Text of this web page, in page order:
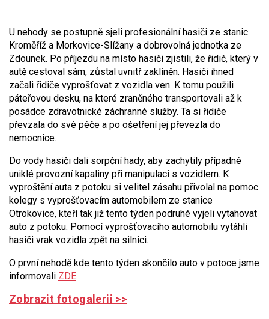
U nehody se postupně sjeli profesionální hasiči ze stanic
Kroměříž a Morkovice-Slížany a dobrovolná jednotka ze
Zdounek. Po příjezdu na místo hasiči zjistili, že řidič, který v
autě cestoval sám, zůstal uvnitř zaklíněn. Hasiči ihned
začali řidiče vyprošťovat z vozidla ven. K tomu použili
páteřovou desku, na které zraněného transportovali až k
posádce zdravotnické záchranné služby. Ta si řidiče
převzala do své péče a po ošetření jej převezla do
nemocnice.
Do vody hasiči dali sorpční hady, aby zachytily případné
uniklé provozní kapaliny při manipulaci s vozidlem. K
vyproštění auta z potoku si velitel zásahu přivolal na pomoc
kolegy s vyprošťovacím automobilem ze stanice
Otrokovice, kteří tak již tento týden podruhé vyjeli vytahovat
auto z potoku. Pomocí vyprošťovacího automobilu vytáhli
hasiči vrak vozidla zpět na silnici.
O první nehodě kde tento týden skončilo auto v potoce jsme
informovali ZDE.
Zobrazit fotogalerii >>